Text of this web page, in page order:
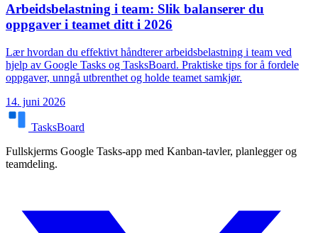
Arbeidsbelastning i team: Slik balanserer du
oppgaver i teamet ditt i 2026
Lær hvordan du effektivt håndterer arbeidsbelastning i team ved
hjelp av Google Tasks og TasksBoard. Praktiske tips for å fordele
oppgaver, unngå utbrenthet og holde teamet samkjør.
14. juni 2026
TasksBoard
Fullskjerms Google Tasks-app med Kanban-tavler, planlegger og
teamdeling.